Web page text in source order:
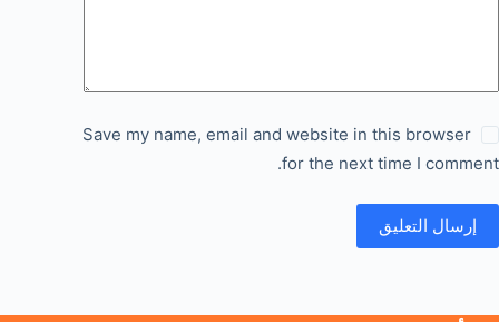
Save my name, email and website in this browser
for the next time I comment.
إرسال التعليق